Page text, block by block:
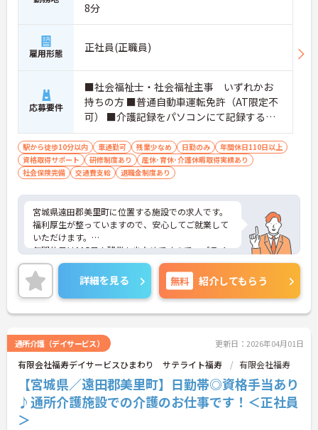
8分
雇用形態 正社員(正職員)
応募要件
■社会福祉士・社会福祉主事 いずれかお
持ちの方 ■普通自動車運転免許（AT限定不
可） ■介護記録をパソコンにて記録する
為、タイピング程度（入力マニュ アルあ
り）その他、エクセル・ワード等必須 ※生
活相談員としての実務経験 あれば尚可
駅から徒歩10分以内 車通勤可 残業少なめ 日勤のみ
年間休日110日以上
資格取得サポート
研修制度あり
産休･育休･介護休暇取得実績あり
社会保険完備
交通費支給 退職金制度あり
宮城県遠田郡美里町に位置する施設での求人です。
福利厚生が整っていますので、安心してご就業して
いただけます。
年間休日は115日！残業も少なめですので、プライ
ベートとの予定が立てやすいです。
ご興味のある方には、面接対策ポイントなど、さら
に詳細をお話しいたしますので、お気軽にご相談く
ださい。
詳細を見る 無料 紹介してもらう
通所介護（デイサービス） 更新日：2026年04月01日
有限会社福寿デイサービスひまわり サテライト福寿 有限会社福寿
【宮城県／遠田郡美里町】日勤帯◎資格手当あり
♪通所介護施設での介護のお仕事です！＜正社員
＞